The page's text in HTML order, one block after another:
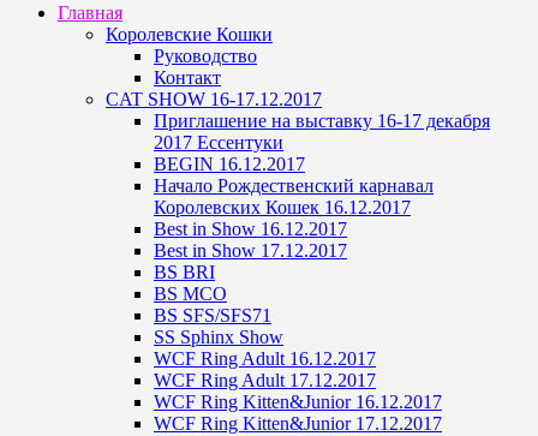
Главная
Королевские Кошки
Руководство
Контакт
CAT SHOW 16-17.12.2017
Приглашение на выставку 16-17 декабря
2017 Ессентуки
BEGIN 16.12.2017
Начало Рождественский карнавал
Королевских Кошек 16.12.2017
Best in Show 16.12.2017
Best in Show 17.12.2017
BS BRI
BS MCO
BS SFS/SFS71
SS Sphinx Show
WCF Ring Adult 16.12.2017
WCF Ring Adult 17.12.2017
WCF Ring Kitten&Junior 16.12.2017
WCF Ring Kitten&Junior 17.12.2017